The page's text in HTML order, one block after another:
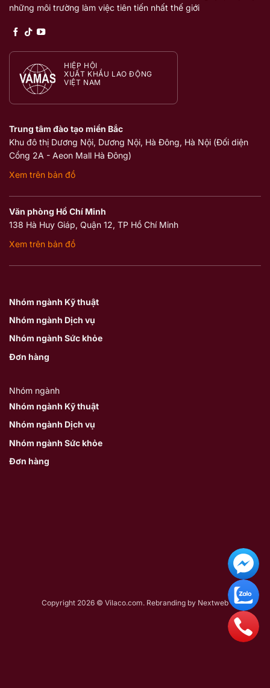
những môi trường làm việc tiên tiến nhất thế giới
HIỆP HỘI
XUẤT KHẨU LAO ĐỘNG
VIỆT NAM
Nhóm ngành Kỹ thuật
Nhóm ngành Dịch vụ
Nhóm ngành Sức khỏe
Đơn hàng
Nhóm ngành
Nhóm ngành Kỹ thuật
Nhóm ngành Dịch vụ
Nhóm ngành Sức khỏe
Đơn hàng
Trung tâm đào tạo miền Bắc
Khu đô thị Dương Nội, Dương Nội, Hà Đông, Hà Nội (Đối diện
Cổng 2A - Aeon Mall Hà Đông)
Xem trên bản đồ
Văn phòng Hồ Chí Minh
138 Hà Huy Giáp, Quận 12, TP Hồ Chí Minh
Xem trên bản đồ
Copyright 2026 © Vilaco.com. Rebranding by Nextweb